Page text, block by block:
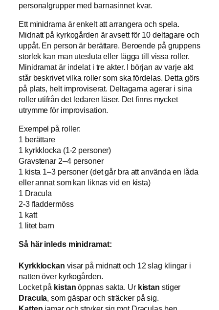
personalgrupper med barnasinnet kvar.
Ett minidrama är enkelt att arrangera och spela.
Midnatt på kyrkogården är avsett för 10 deltagare och
uppåt. En person är berättare. Beroende på gruppens
storlek kan man utesluta eller lägga till vissa roller.
Minidramat är indelat i tre akter. I början av varje akt
står beskrivet vilka roller som ska fördelas. Detta görs
på plats, helt improviserat. Deltagarna agerar i sina
roller utifrån det ledaren läser. Det finns mycket
utrymme för improvisation.
Exempel på roller:
1 berättare
1 kyrkklocka (1-2 personer)
Gravstenar 2–4 personer
1 kista 1–3 personer (det går bra att använda en låda
eller annat som kan liknas vid en kista)
1 Dracula
2-3 fladdermöss
1 katt
1 litet barn
Så här inleds minidramat:
Kyrkklockan visar på midnatt och 12 slag klingar i
natten över kyrkogården.
Locket på kistan öppnas sakta. Ur kistan stiger
Dracula, som gäspar och sträcker på sig.